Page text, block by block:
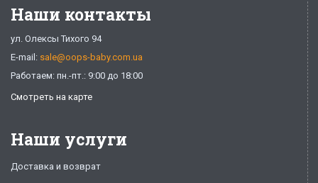
Наши контакты
ул. Олексы Тихого 94
E-mail: sale@oops-baby.com.ua
Работаем: пн.-пт.: 9:00 до 18:00
Смотреть на карте
Наши услуги
Доставка и возврат